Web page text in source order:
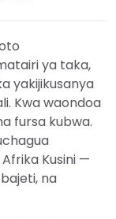
ya taka,
yakijikusanya
Kwa waondoa
fursa kubwa.
Kusini —
na